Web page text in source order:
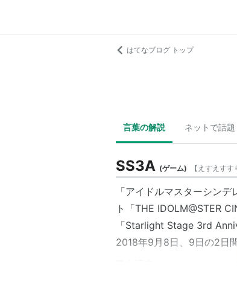
はてなブログ トップ
言葉の解説 ネットで話題
SS3A (ゲーム) 【 えすえすす
「アイドルマスターシン
ト「THE IDOLM@STER
「Starlight Stage 3rd
2018年9月8日、9日の2日